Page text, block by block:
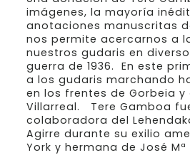
imágenes, la mayoría
anotaciones manuscritas
nos permite acercarnos a
nuestros gudaris en
guerra de 1936. En este
a los gudaris marchando
en los frentes de Gorbeia y
Villarreal. Tere Gamboa
colaboradora del
Agirre durante su exilio
York y hermana de José